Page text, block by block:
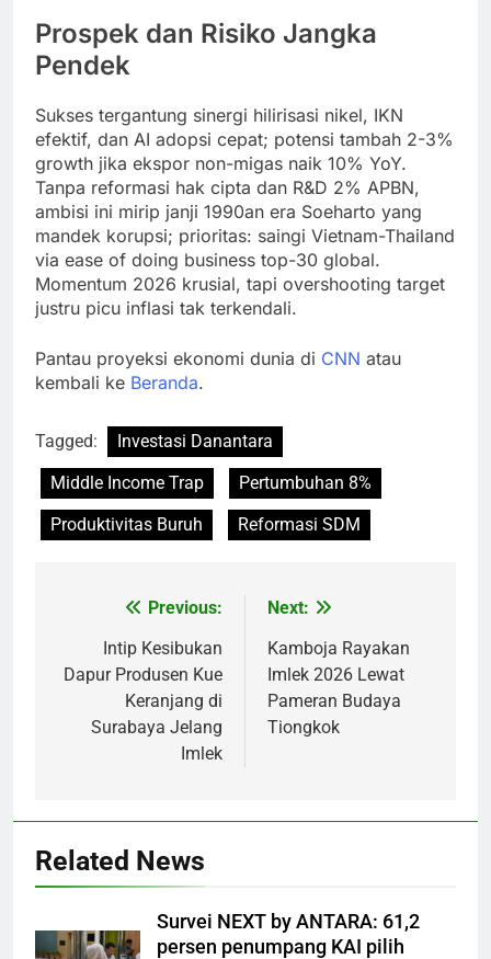
Prospek dan Risiko Jangka
Pendek
Sukses tergantung sinergi hilirisasi nikel, IKN
efektif, dan AI adopsi cepat; potensi tambah 2-3%
growth jika ekspor non-migas naik 10% YoY.
Tanpa reformasi hak cipta dan R&D 2% APBN,
ambisi ini mirip janji 1990an era Soeharto yang
mandek korupsi; prioritas: saingi Vietnam-Thailand
via ease of doing business top-30 global.
Momentum 2026 krusial, tapi overshooting target
justru picu inflasi tak terkendali.
Pantau proyeksi ekonomi dunia di CNN atau
kembali ke Beranda.
Tagged:
Investasi Danantara
Middle Income Trap
Pertumbuhan 8%
Produktivitas Buruh
Reformasi SDM
navigation
Previous:
Intip Kesibukan
Dapur Produsen Kue
Keranjang di
Surabaya Jelang
Imlek
Next:
Kamboja Rayakan
Imlek 2026 Lewat
Pameran Budaya
Tiongkok
Related News
Survei NEXT by ANTARA: 61,2
persen penumpang KAI pilih